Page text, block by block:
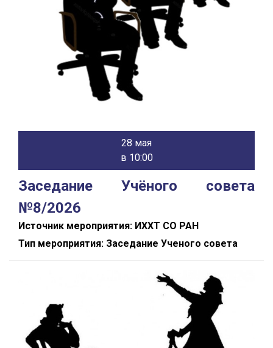
28 мая
в 10:00
Заседание Учёного совета
№8/2026
Источник мероприятия: ИХХТ СО РАН
Тип мероприятия: Заседание Ученого совета